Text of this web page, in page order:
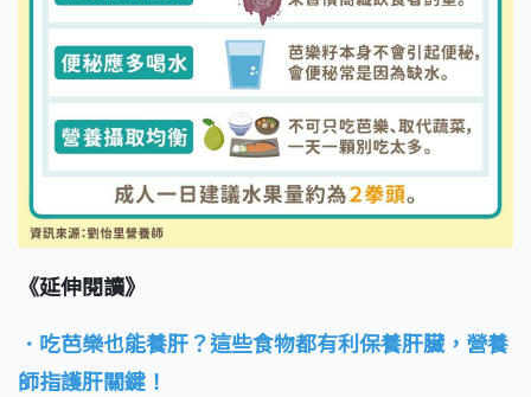
《延伸閱讀》
．吃芭樂也能養肝？這些食物都有利保養肝臟，營養
師指護肝關鍵！